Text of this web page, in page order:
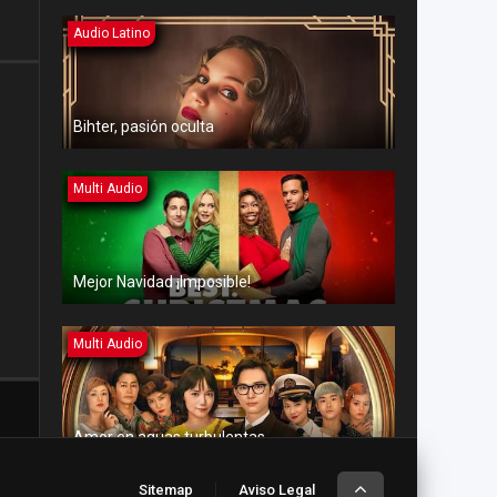
Audio Latino
Bihter, pasión oculta
Multi Audio
Mejor Navidad ¡Imposible!
Multi Audio
Amor en aguas turbulentas
Sitemap Aviso Legal